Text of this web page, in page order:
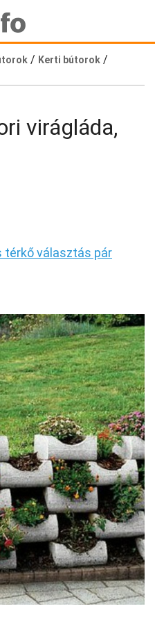
/ Kerti bútorok /
virágláda,
térkő választás pár